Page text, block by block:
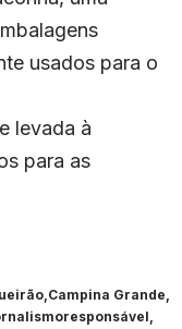
usados para o
levada à
para as
Campina Grande